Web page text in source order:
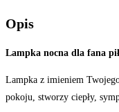
numerem
3D
Opis
Lampka nocna dla fana
Lampka z imieniem
pokoju, stworzy ciepły,